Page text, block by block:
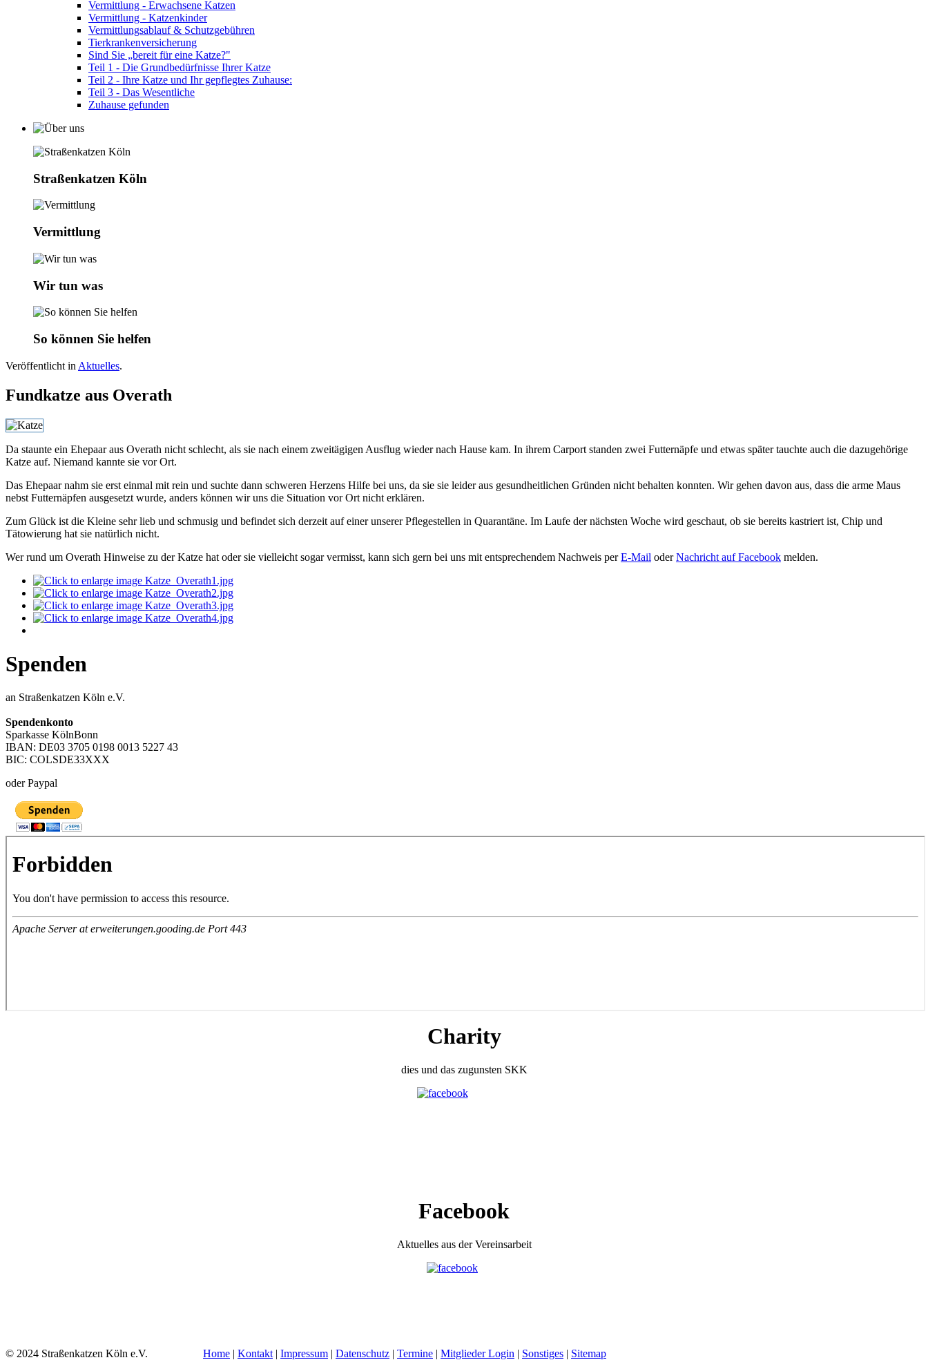
Vermittlung - Erwachsene Katzen
Vermittlung - Katzenkinder
Vermittlungsablauf & Schutzgebühren
Tierkrankenversicherung
Sind Sie „bereit für eine Katze?"
Teil 1 - Die Grundbedürfnisse Ihrer Katze
Teil 2 - Ihre Katze und Ihr gepflegtes Zuhause:
Teil 3 - Das Wesentliche
Zuhause gefunden
Straßenkatzen Köln
Vermittlung
Wir tun was
So können Sie helfen
Veröffentlicht in Aktuelles.
Fundkatze aus Overath
Da staunte ein Ehepaar aus Overath nicht schlecht, als sie nach einem zweitägigen Ausflug wieder nach Hause kam. In ihrem Carport standen zwei Futternäpfe und etwas später tauchte auch die dazugehörige
Katze auf. Niemand kannte sie vor Ort.
Das Ehepaar nahm sie erst einmal mit rein und suchte dann schweren Herzens Hilfe bei uns, da sie sie leider aus gesundheitlichen Gründen nicht behalten konnten. Wir gehen davon aus, dass die arme Maus
nebst Futternäpfen ausgesetzt wurde, anders können wir uns die Situation vor Ort nicht erklären.
Zum Glück ist die Kleine sehr lieb und schmusig und befindet sich derzeit auf einer unserer Pflegestellen in Quarantäne. Im Laufe der nächsten Woche wird geschaut, ob sie bereits kastriert ist, Chip und
Tätowierung hat sie natürlich nicht.
Wer rund um Overath Hinweise zu der Katze hat oder sie vielleicht sogar vermisst, kann sich gern bei uns mit entsprechendem Nachweis perE-Mail oderNachricht auf Facebook melden.
Spenden
an Straßenkatzen Köln e.V.
Spendenkonto
Sparkasse KölnBonn
IBAN: DE03 3705 0198 0013 5227 43
BIC: COLSDE33XXX
oder Paypal
Charity
dies und das zugunsten SKK
Facebook
Aktuelles aus der Vereinsarbeit
© 2024 Straßenkatzen Köln e.V. Home | Kontakt | Impressum | Datenschutz | Termine | Mitglieder Login | Sonstiges | Sitemap